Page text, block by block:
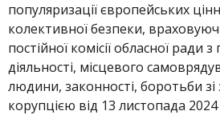
популяризації європейських
колективної безпеки,
постійної комісії обласної ради
діяльності, місцевого
людини, законності, боротьби зі
корупцією від 13 листопада